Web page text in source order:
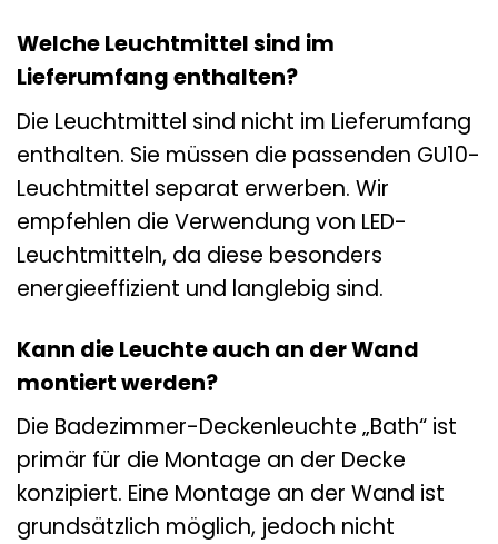
Welche Leuchtmittel sind im
Lieferumfang enthalten?
Die Leuchtmittel sind nicht im Lieferumfang
enthalten. Sie müssen die passenden GU10-
Leuchtmittel separat erwerben. Wir
empfehlen die Verwendung von LED-
Leuchtmitteln, da diese besonders
energieeffizient und langlebig sind.
Kann die Leuchte auch an der Wand
montiert werden?
Die Badezimmer-Deckenleuchte „Bath“ ist
primär für die Montage an der Decke
konzipiert. Eine Montage an der Wand ist
grundsätzlich möglich, jedoch nicht